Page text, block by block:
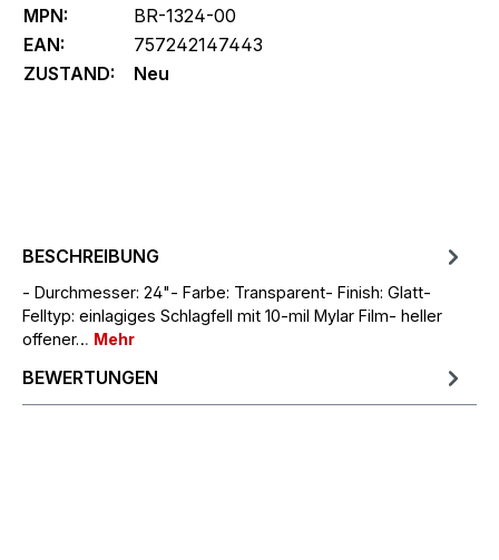
MPN:
BR-1324-00
EAN:
757242147443
ZUSTAND:
Neu
BESCHREIBUNG
- Durchmesser: 24"- Farbe: Transparent- Finish: Glatt-
Felltyp: einlagiges Schlagfell mit 10-mil Mylar Film- heller
offener… Mehr
BEWERTUNGEN